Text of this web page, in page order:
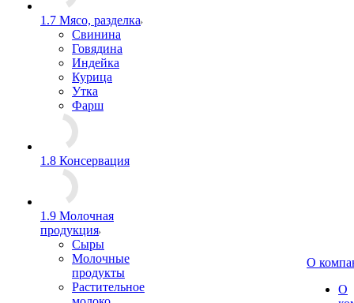
1.7 Мясо, разделка
Свинина
Говядина
Индейка
Курица
Утка
Фарш
1.8 Консервация
1.9 Молочная
продукция
Сыры
Молочные
продукты
Растительное
О
О